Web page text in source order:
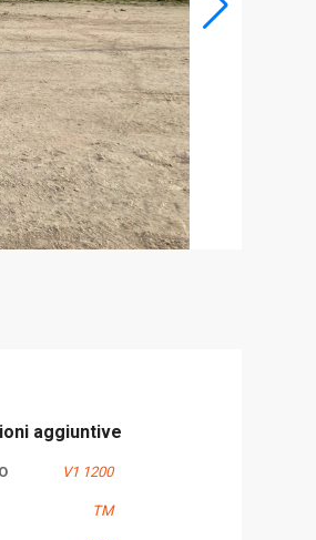
aggiuntive
V1 1200
TM